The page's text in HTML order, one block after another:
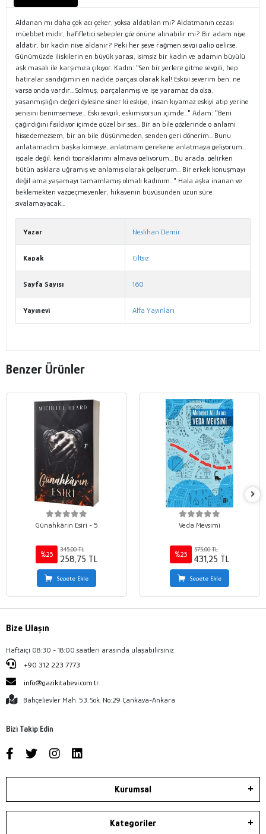
Aldanan mı daha çok acı çeker, yoksa aldatılan mı? Aldatmanın cezası
müebbet midir, hafifletici sebepler göz önüne alınabilir mi? Bir adam niye
aldatır, bir kadın niye aldanır? Peki her şeye rağmen sevgi galip gelirse.
Günümüzde ilişkilerin en büyük yarası, isimsiz bir kadın ve adamın büyülü
aşk masalı ile karşımıza çıkıyor. Kadın: "Sen bir yerlere gitme sevgili, hep
hatıralar sandığımın en nadide parçası olarak kal! Eskiyi severim ben, ne
varsa onda vardır... Solmuş, parçalanmış ve işe yaramaz da olsa,
yaşanmışlığın değeri öylesine siner ki eskiye, insan kıyamaz eskiyi atıp yerine
yenisini benimsemeye... Eski sevgili, eskimiyorsun içimde..." Adam: "Beni
çağırdığını fısıldıyor içimde güzel bir ses... Bir an bile gözlerinde o anlamı
hissedemezsem, bir an bile düşünmeden, senden geri dönerim... Bunu
anlatamadım başka kimseye, anlatmam gerekene anlatmaya geliyorum...
işgale değil, kendi topraklarımı almaya geliyorum... Bu arada, gelirken
bütün aşklara uğramış ve anlamış olarak geliyorum... Bir erkek konuşmayı
değil ama yaşamayı tamamlamış olmalı kadınım..." Hala aşka inanan ve
beklemekten vazgeçmeyenler, hikayenin büyüsünden uzun süre
sıvalamayacak...
Yazar Neslihan Demir
Kapak Ciltsiz
Sayfa Sayısı 160
Yayınevi Alfa Yayınları
Benzer Ürünler
Günahkârın Esiri - 5
%25
345,00 TL
258,75 TL
Sepete Ekle
Veda Mevsimi
%25
575,00 TL
431,25 TL
Sepete Ekle
Bize Ulaşın
Haftaiçi 08:30 - 18:00 saatleri arasında ulaşabilirsiniz.
+90 312 223 7773
info@gazikitabevi.com.tr
Bahçelievler Mah. 53. Sok. No:29 Çankaya-Ankara
Bizi Takip Edin
Kurumsal
Kategoriler